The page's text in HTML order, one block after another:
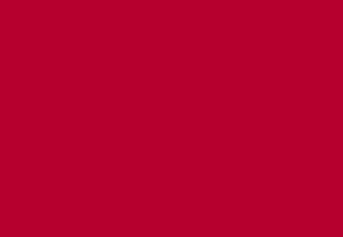
auszublenden